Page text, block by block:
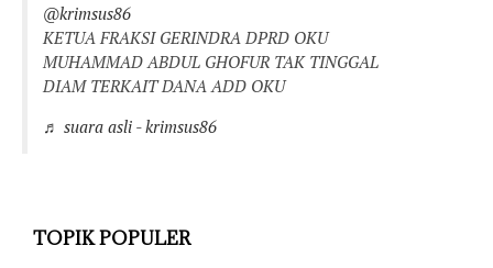
@krimsus86
KETUA FRAKSI GERINDRA DPRD OKU
MUHAMMAD ABDUL GHOFUR TAK TINGGAL
DIAM TERKAIT DANA ADD OKU
♬ suara asli - krimsus86
TOPIK POPULER